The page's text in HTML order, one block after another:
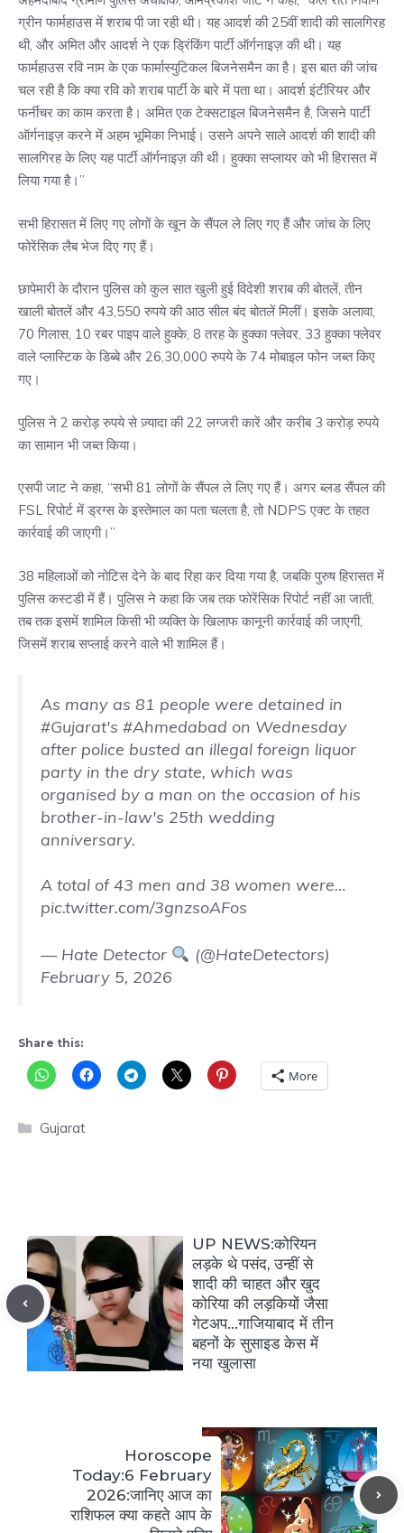
ग्रीन फार्महाउस में शराब पी जा रही थी। यह आदर्श की 25वीं शादी की सालगिरह
थी, और अमित और आदर्श ने एक ड्रिंकिंग पार्टी ऑर्गनाइज़ की थी। यह
फार्महाउस रवि नाम के एक फार्मास्युटिकल बिजनेसमैन का है। इस बात की जांच
चल रही है कि क्या रवि को शराब पार्टी के बारे में पता था। आदर्श इंटीरियर और
फर्नीचर का काम करता है। अमित एक टेक्सटाइल बिजनेसमैन है, जिसने पार्टी
ऑर्गनाइज़ करने में अहम भूमिका निभाई। उसने अपने साले आदर्श की शादी की
सालगिरह के लिए यह पार्टी ऑर्गनाइज़ की थी। हुक्का सप्लायर को भी हिरासत में
लिया गया है।”
सभी हिरासत में लिए गए लोगों के खून के सैंपल ले लिए गए हैं और जांच के लिए
फोरेंसिक लैब भेज दिए गए हैं।
छापेमारी के दौरान पुलिस को कुल सात खुली हुई विदेशी शराब की बोतलें, तीन
खाली बोतलें और 43,550 रुपये की आठ सील बंद बोतलें मिलीं। इसके अलावा,
70 गिलास, 10 रबर पाइप वाले हुक्के, 8 तरह के हुक्का फ्लेवर, 33 हुक्का फ्लेवर
वाले प्लास्टिक के डिब्बे और 26,30,000 रुपये के 74 मोबाइल फोन जब्त किए
गए।
पुलिस ने 2 करोड़ रुपये से ज़्यादा की 22 लग्जरी कारें और करीब 3 करोड़ रुपये
का सामान भी जब्त किया।
एसपी जाट ने कहा, “सभी 81 लोगों के सैंपल ले लिए गए हैं। अगर ब्लड सैंपल की
FSL रिपोर्ट में ड्रग्स के इस्तेमाल का पता चलता है, तो NDPS एक्ट के तहत
कार्रवाई की जाएगी।”
38 महिलाओं को नोटिस देने के बाद रिहा कर दिया गया है, जबकि पुरुष हिरासत में
पुलिस कस्टडी में हैं। पुलिस ने कहा कि जब तक फोरेंसिक रिपोर्ट नहीं आ जाती,
तब तक इसमें शामिल किसी भी व्यक्ति के खिलाफ कानूनी कार्रवाई की जाएगी,
जिसमें शराब सप्लाई करने वाले भी शामिल हैं।
As many as 81 people were detained in
#Gujarat's #Ahmedabad on Wednesday
after police busted an illegal foreign liquor
party in the dry state, which was
organised by a man on the occasion of his
brother-in-law's 25th wedding
anniversary.
A total of 43 men and 38 women were…
pic.twitter.com/3gnzsoAFos
— Hate Detector
(@HateDetectors)
February 5, 2026
Share this:
More
Categories
Gujarat
UP NEWS:कोरियन
लड़के थे पसंद, उन्‍हीं से
शादी की चाहत और खुद
कोरिया की लड़कियों जैसा
गेटअप…गाजियाबाद में तीन
बहनों के सुसाइड केस में
नया खुलासा
Horoscope
Today:6 February
2026:जानिए आज का
राशिफल क्या कहते आप के